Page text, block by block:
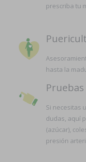
prescriba tu
hasta la
Pruebas
Si necesitas
dudas, aquí
(azúcar),
presión